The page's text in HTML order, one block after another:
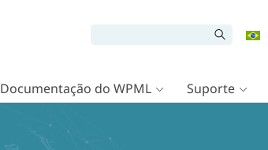
Documentação do WPML Suporte